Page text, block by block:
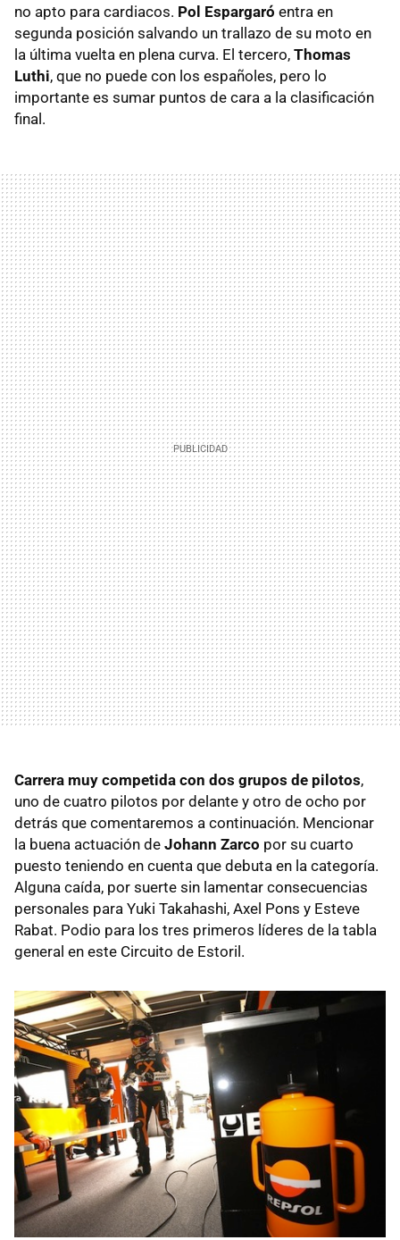
no apto para cardiacos. Pol Espargaró entra en
segunda posición salvando un trallazo de su moto en
la última vuelta en plena curva. El tercero, Thomas
Luthi, que no puede con los españoles, pero lo
importante es sumar puntos de cara a la clasificación
final.
Carrera muy competida con dos grupos de pilotos,
uno de cuatro pilotos por delante y otro de ocho por
detrás que comentaremos a continuación. Mencionar
la buena actuación de Johann Zarco por su cuarto
puesto teniendo en cuenta que debuta en la categoría.
Alguna caída, por suerte sin lamentar consecuencias
personales para Yuki Takahashi, Axel Pons y Esteve
Rabat. Podio para los tres primeros líderes de la tabla
general en este Circuito de Estoril.